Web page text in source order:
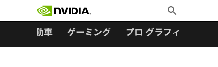
Toggle
Search
自動車 ゲーミング プロ グラフィックス